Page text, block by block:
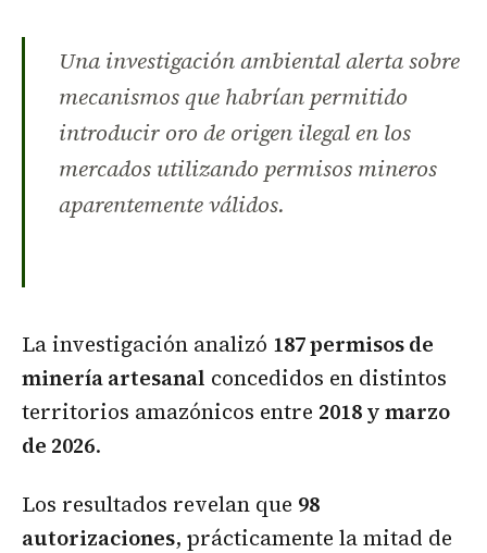
Una investigación ambiental alerta sobre
mecanismos que habrían permitido
introducir oro de origen ilegal en los
mercados utilizando permisos mineros
aparentemente válidos.
La investigación analizó 187 permisos de
minería artesanal concedidos en distintos
territorios amazónicos entre 2018 y marzo
de 2026.
Los resultados revelan que 98
autorizaciones, prácticamente la mitad de